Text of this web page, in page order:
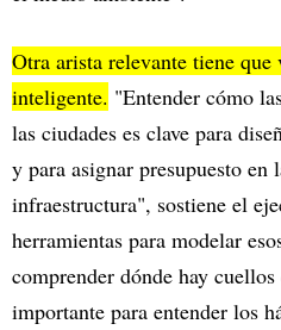
Otra arista relevante tiene
inteligente. "Entender cómo
las ciudades es clave para
y para asignar presupuesto en
infraestructura", sostiene el
herramientas para modelar
comprender dónde hay
importante para entender los